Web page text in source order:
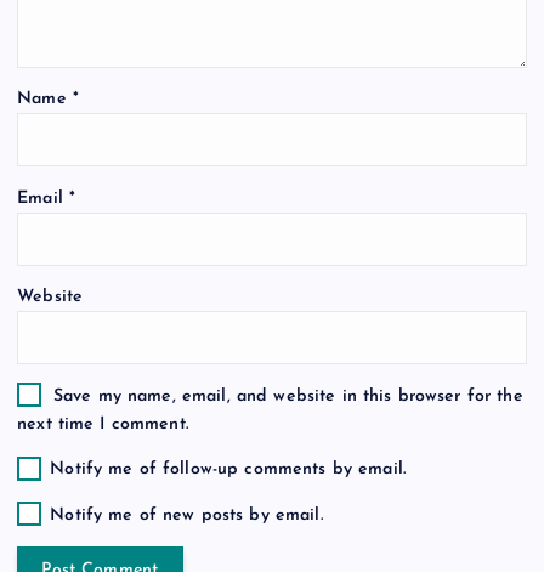
i
Name *
Email *
Website
Save my name, email, and website in this browser for the
next time I comment.
Notify me of follow-up comments by email.
Notify me of new posts by email.